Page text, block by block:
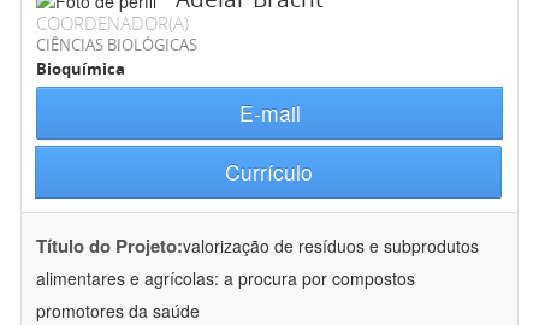
COORDENADOR(A)
CIÊNCIAS BIOLÓGICAS
Bioquímica
E-mail
Currículo
Título do Projeto:valorização de resíduos e subprodutos
alimentares e agrícolas: a procura por compostos
promotores da saúde